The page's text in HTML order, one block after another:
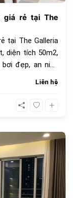
giá rẻ tại The
tại The Galleria
diện tích 50m2,
đẹp, an ninh
Liên hệ
513